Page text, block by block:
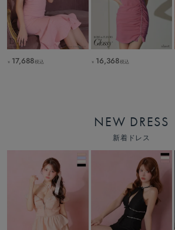
￥ 17,688税込 ￥ 16,368税込
NEW DRESS
新着ドレス